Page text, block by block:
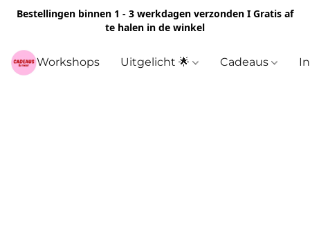
Bestellingen binnen 1 - 3 werkdagen verzonden I Gratis af
te halen in de winkel
Workshops Uitgelicht 🌟 Cadeaus